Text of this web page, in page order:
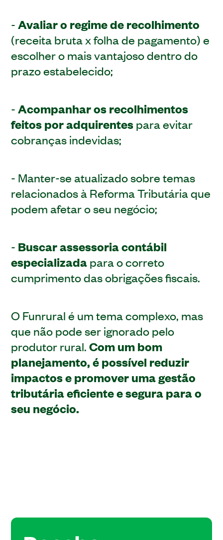
- Avaliar o regime de recolhimento
(receita bruta x folha de pagamento) e
escolher o mais vantajoso dentro do
prazo estabelecido;
- Acompanhar os recolhimentos
feitos por adquirentes para evitar
cobranças indevidas;
- Manter-se atualizado sobre temas
relacionados à Reforma Tributária que
podem afetar o seu negócio;
- Buscar assessoria contábil
especializada para o correto
cumprimento das obrigações fiscais.
O Funrural é um tema complexo, mas
que não pode ser ignorado pelo
produtor rural.Com um bom
planejamento, é possível reduzir
impactos e promover uma gestão
tributária eficiente e segura para o
seu negócio.